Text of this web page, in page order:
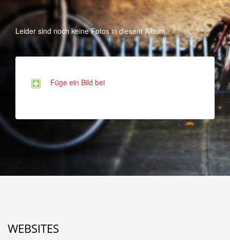
Leider sind noch keine Fotos in diesem Album.
Füge ein Bild bei
WEBSITES